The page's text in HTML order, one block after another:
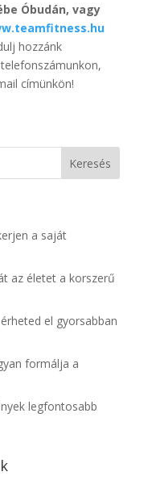
Óbudán, vagy
hozzánk
címünkön!
a saját
az életet a korszerű
el gyorsabban
formálja a
legfontosabb